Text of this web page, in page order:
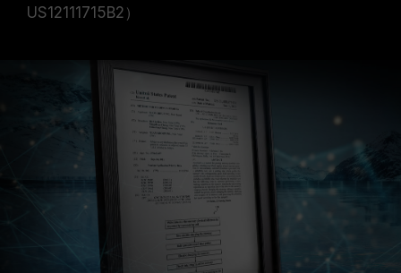
US12111715B2）